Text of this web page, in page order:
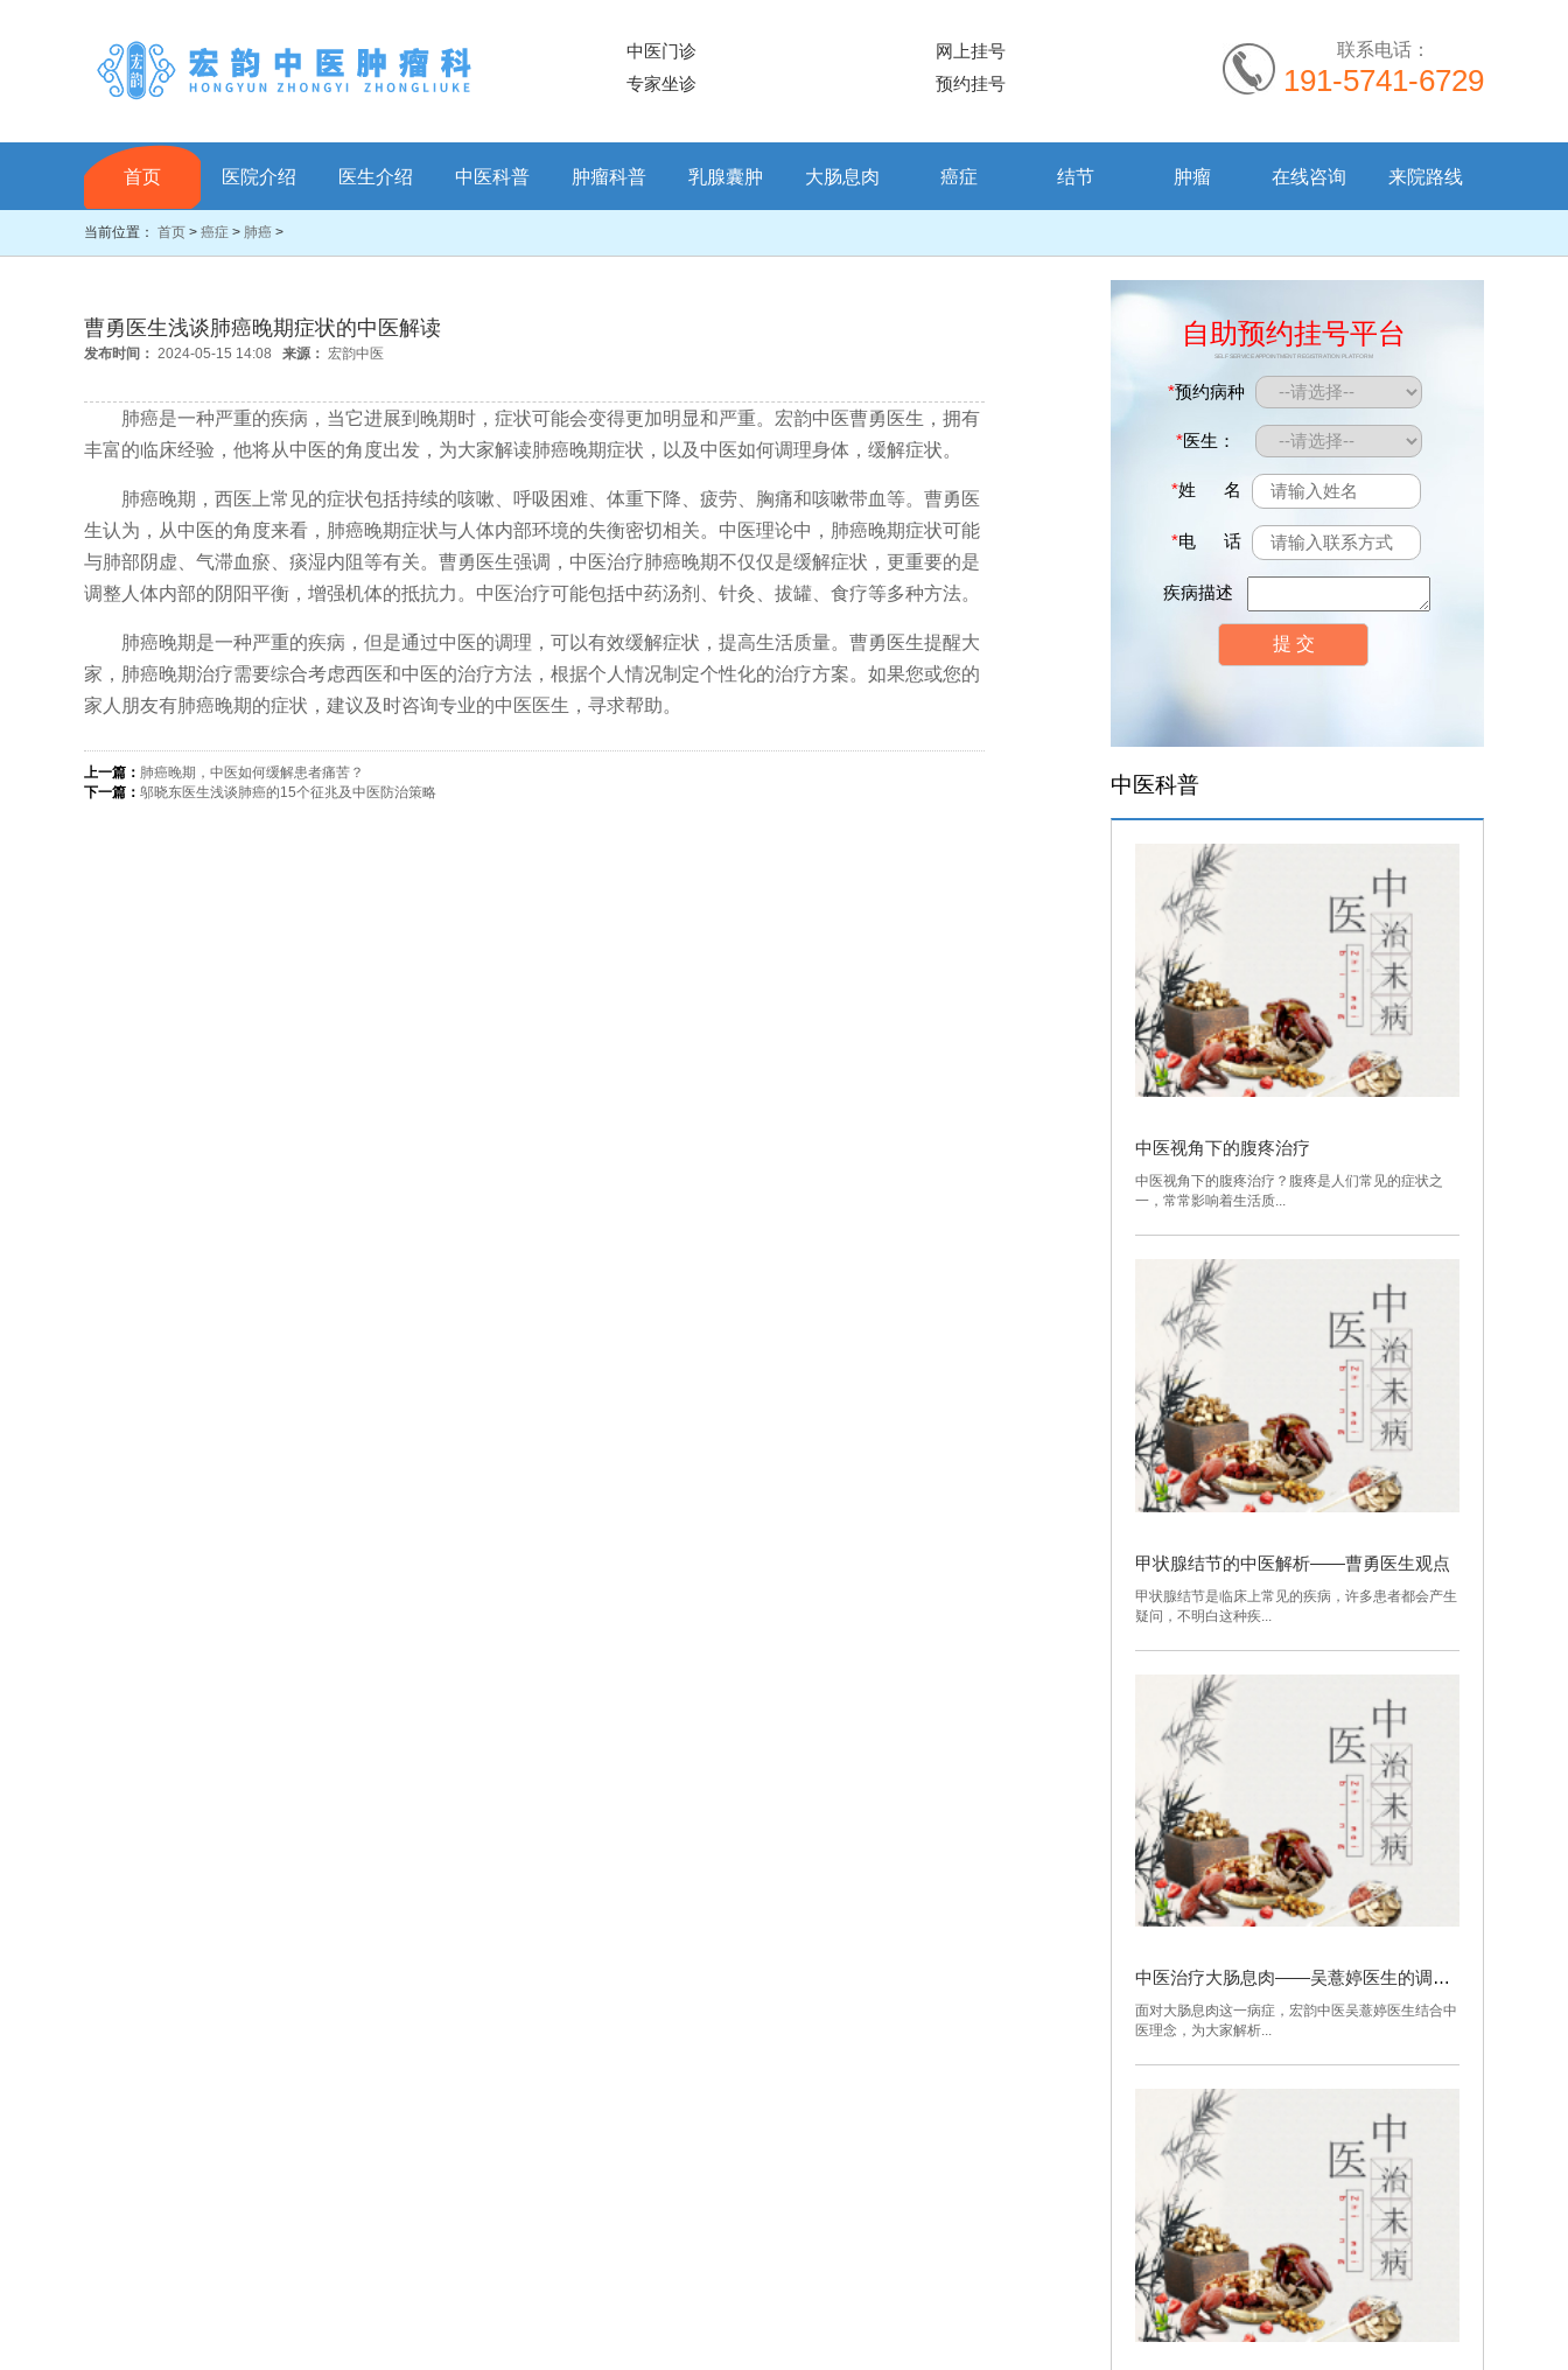
中医门诊
网上挂号
专家坐诊
预约挂号
联系电话：
191-5741-6729
首页 医院介绍 医生介绍 中医科普 肿瘤科普 乳腺囊肿 大肠息肉 癌症 结节 肿瘤 在线咨询 来院路线
当前位置： 首页 > 癌症 > 肺癌 >
曹勇医生浅谈肺癌晚期症状的中医解读
发布时间： 2024-05-15 14:08 来源： 宏韵中医
肺癌是一种严重的疾病，当它进展到晚期时，症状可能会变得更加明显和严重。宏韵中医曹勇医生，拥有
丰富的临床经验，他将从中医的角度出发，为大家解读肺癌晚期症状，以及中医如何调理身体，缓解症状。
肺癌晚期，西医上常见的症状包括持续的咳嗽、呼吸困难、体重下降、疲劳、胸痛和咳嗽带血等。曹勇医
生认为，从中医的角度来看，肺癌晚期症状与人体内部环境的失衡密切相关。中医理论中，肺癌晚期症状可能
与肺部阴虚、气滞血瘀、痰湿内阻等有关。曹勇医生强调，中医治疗肺癌晚期不仅仅是缓解症状，更重要的是
调整人体内部的阴阳平衡，增强机体的抵抗力。中医治疗可能包括中药汤剂、针灸、拔罐、食疗等多种方法。
肺癌晚期是一种严重的疾病，但是通过中医的调理，可以有效缓解症状，提高生活质量。曹勇医生提醒大
家，肺癌晚期治疗需要综合考虑西医和中医的治疗方法，根据个人情况制定个性化的治疗方案。如果您或您的
家人朋友有肺癌晚期的症状，建议及时咨询专业的中医医生，寻求帮助。
上一篇： 肺癌晚期，中医如何缓解患者痛苦？
下一篇： 邬晓东医生浅谈肺癌的15个征兆及中医防治策略
自助预约挂号平台
SELF SERVICE APPOINTMENT REGISTRATION PLATFORM
*预约病种
*医生：
*姓 名
*电 话
疾病描述
中医科普
中医视角下的腹疼治疗
中医视角下的腹疼治疗？腹疼是人们常见的症状之
一，常常影响着生活质...
甲状腺结节的中医解析——曹勇医生观点
甲状腺结节是临床上常见的疾病，许多患者都会产生
疑问，不明白这种疾...
中医治疗大肠息肉——吴薏婷医生的调理策略
面对大肠息肉这一病症，宏韵中医吴薏婷医生结合中
医理念，为大家解析...